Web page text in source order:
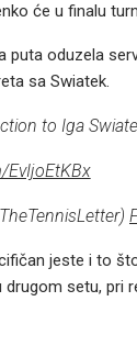
će u finalu
puta oduzela
sa Swiatek.
to Iga
EvIjoEtKBx
jeste i to
setu, pri